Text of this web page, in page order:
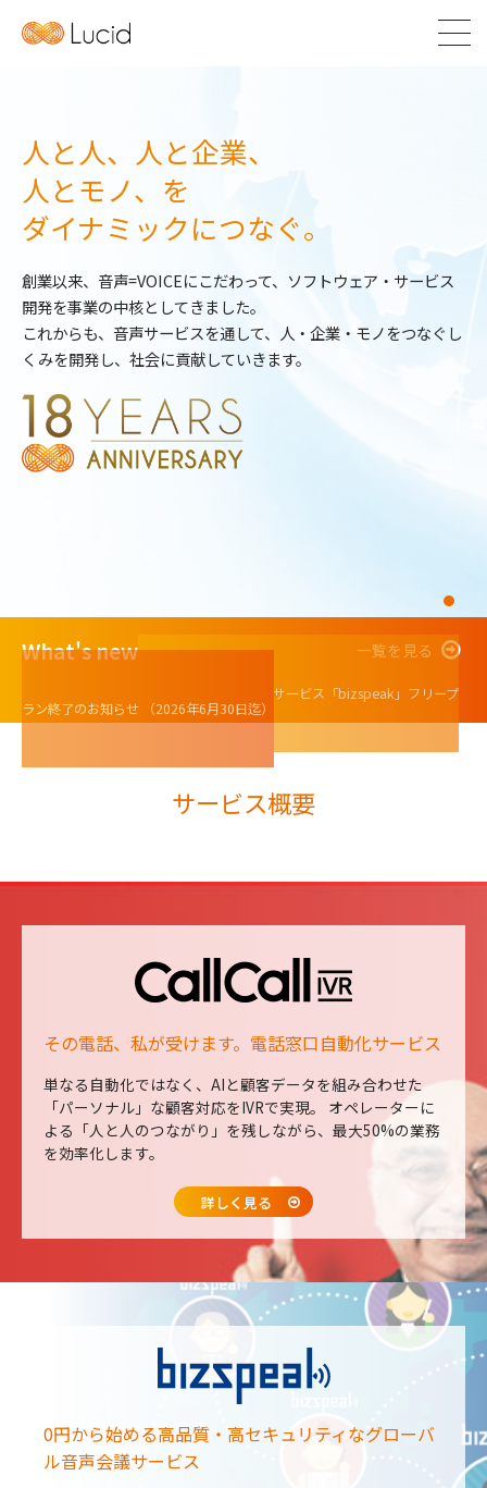
人と人、人と企業、
人とモノ、 を
ダイナミックにつなぐ。
創業以来、音声=VOICEにこだわって、ソフトウェア・サービス
開発を事業の中核としてきました。
これからも、音声サービスを通して、人・企業・モノをつなぐし
くみを開発し、社会に貢献していきます。
What's new
【bizspeak】電話会議サービス「bizspeak」フリープ
ラン終了のお知らせ （2026年6月30日迄）
一覧を見る
サービス概要
その電話、私が受けます。電話窓口自動化サービス
単なる自動化ではなく、AIと顧客データを組み合わせた
「パーソナル」な顧客対応をIVRで実現。
オペレーターに
よる「人と人のつながり」を残しながら、最大50%の業務
を効率化します。
詳しく見る
0円から始める高品質・高セキュリティなグローバ
ル音声会議サービス